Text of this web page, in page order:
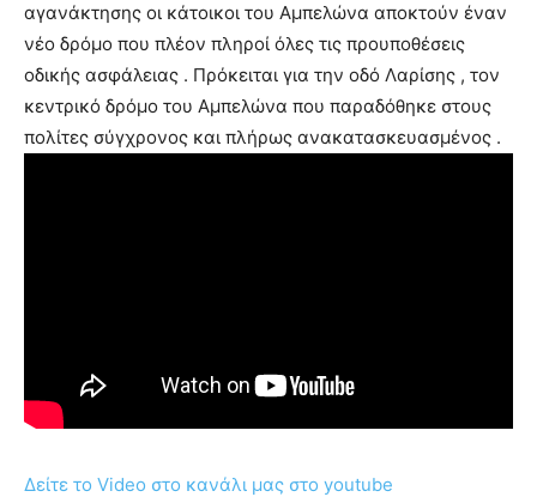
αγανάκτησης οι κάτοικοι του Αμπελώνα αποκτούν έναν
νέο δρόμο που πλέον πληροί όλες τις προυποθέσεις
οδικής ασφάλειας . Πρόκειται για την οδό Λαρίσης , τον
κεντρικό δρόμο του Αμπελώνα που παραδόθηκε στους
πολίτες σύγχρονος και πλήρως ανακατασκευασμένος .
Δείτε το Video στο κανάλι μας στο youtube